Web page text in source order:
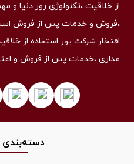
از خلاقیت ،تکنولوژی روز دنیا
،فروش و خدمات پس از فروش
افتخار شرکت یوز استفاده از
مداری ،خدمات پس از فروش و